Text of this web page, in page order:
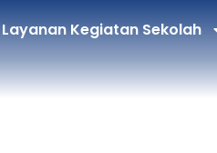
Layanan Kegiatan Sekolah